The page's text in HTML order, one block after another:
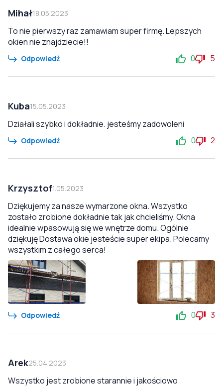
Mihał18.05.2023
To nie pierwszy raz zamawiam super firmę. Lepszych
okien nie znajdziecie!!
Odpowiedź 0 5
Kuba15.05.2023
Działali szybko i dokładnie. jesteśmy zadowoleni
Odpowiedź 0 2
Krzysztof1.05.2023
Dziękujemy za nasze wymarzone okna. Wszystko
zostało zrobione dokładnie tak jak chcieliśmy. Okna
idealnie wpasowują się we wnętrze domu. Ogólnie
dziękuję Dostawa okie jesteście super ekipa. Polecamy
wszystkim z całego serca!
Odpowiedź 0 3
Arek25.04.2023
Wszystko jest zrobione starannie i jakościowo